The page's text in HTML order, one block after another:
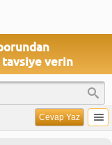
verin
Cevap Yaz